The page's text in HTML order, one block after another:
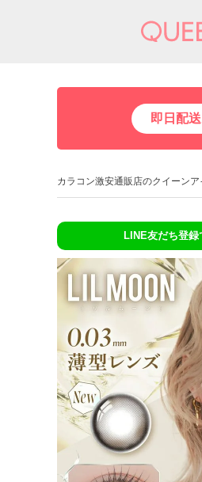
即日配送
カラコン激安通販店のクイーンア
LINE友だち登